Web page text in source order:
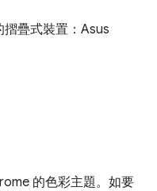
疊式裝置：Asus
的色彩主題。如要